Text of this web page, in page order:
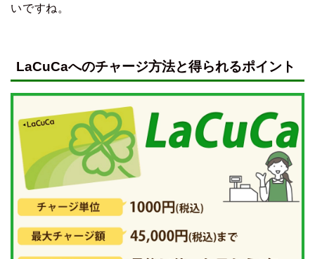
いですね。
LaCuCaへのチャージ方法と得られるポイント